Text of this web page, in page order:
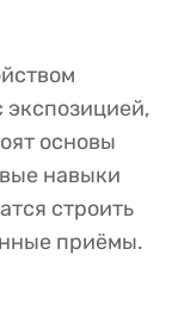
экспозицией,
основы
навыки
строить
приёмы.